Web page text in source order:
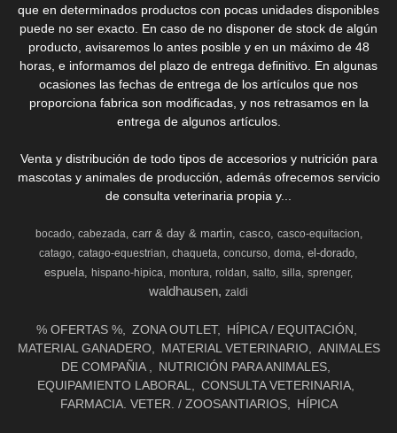
que en determinados productos con pocas unidades disponibles
puede no ser exacto. En caso de no disponer de stock de algún
producto, avisaremos lo antes posible y en un máximo de 48
horas, e informamos del plazo de entrega definitivo. En algunas
ocasiones las fechas de entrega de los artículos que nos
proporciona fabrica son modificadas, y nos retrasamos en la
entrega de algunos artículos.
Venta y distribución de todo tipos de accesorios y nutrición para
mascotas y animales de producción, además ofrecemos servicio
de consulta veterinaria propia y...
bocado cabezada carr & day & martin casco
casco-equitacion
catago catago-equestrian chaqueta concurso doma el-dorado
espuela
hispano-hipica montura roldan salto silla sprenger
waldhausen zaldi
% OFERTAS % ZONA OUTLET
HÍPICA / EQUITACIÓN
MATERIAL GANADERO
MATERIAL VETERINARIO
ANIMALES
DE COMPAÑIA
NUTRICIÓN PARA ANIMALES
EQUIPAMIENTO LABORAL
CONSULTA VETERINARIA
FARMACIA. VETER. / ZOOSANTIARIOS
HÍPICA